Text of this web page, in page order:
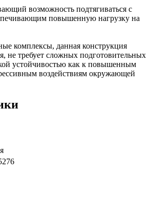
возможность подтягиваться с
повышенную нагрузку на
комплексы, данная конструкция
не требует сложных подготовительных
устойчивостью как к повышенным
воздействиям окружающей